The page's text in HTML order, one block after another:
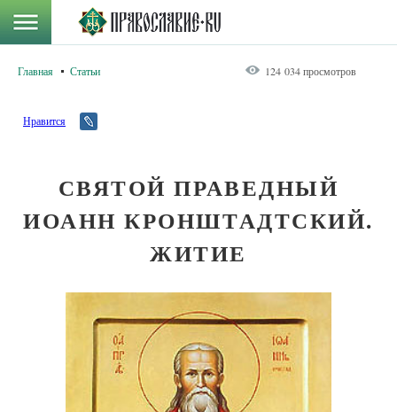
Главная Статьи 124 034 просмотров
Нравится
СВЯТОЙ ПРАВЕДНЫЙ
ИОАНН КРОНШТАДТСКИЙ.
ЖИТИЕ